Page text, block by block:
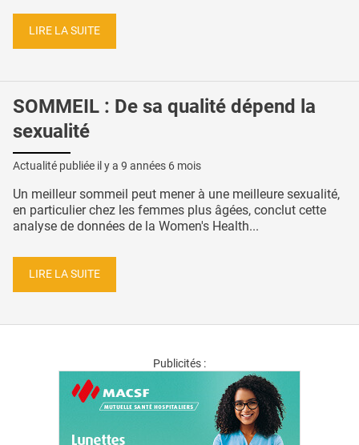
LIRE LA SUITE
SOMMEIL : De sa qualité dépend la
sexualité
Actualité publiée il y a 9 années 6 mois
Un meilleur sommeil peut mener à une meilleure sexualité,
en particulier chez les femmes plus âgées, conclut cette
analyse de données de la Women's Health...
LIRE LA SUITE
Publicités :